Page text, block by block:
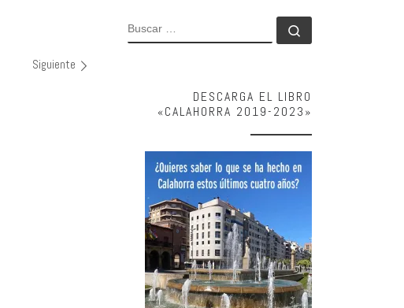
Siguiente
BUSCAR
DESCARGA EL LIBRO
«CALAHORRA 2019-2023»